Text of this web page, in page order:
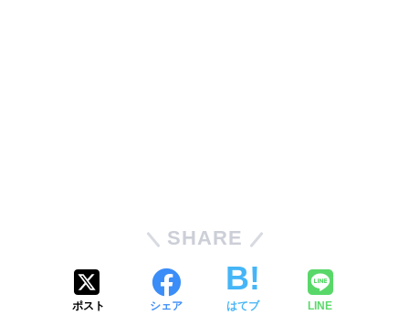
SHARE
ポスト シェア はてブ LINE